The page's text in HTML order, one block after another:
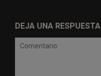
DEJA UNA RESPUESTA